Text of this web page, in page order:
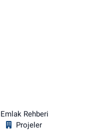
Emlak Rehberi
Projeler